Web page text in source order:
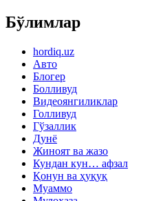
Бўлимлар
hordiq.uz
Авто
Блогер
Болливуд
Видеоянгиликлар
Голливуд
Гўзаллик
Дунё
Жиноят ва жазо
Кундан кун… афзал
Қонун ва ҳуқуқ
Муаммо